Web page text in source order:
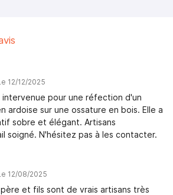
ci-contre
email indiqué ci-dessus. Vous pouvez vous
12/12/2025
pour une réfection d'un
ardoise sur une ossature en bois. Elle a
sobre et élégant. Artisans
soigné. N'hésitez pas à les contacter.
12/08/2025
et fils sont de vrais artisans très